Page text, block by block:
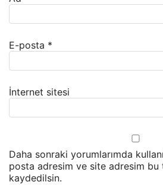
E-posta *
İnternet sitesi
Daha sonraki yorumlarımda
posta adresim ve site adresim bu
kaydedilsin.